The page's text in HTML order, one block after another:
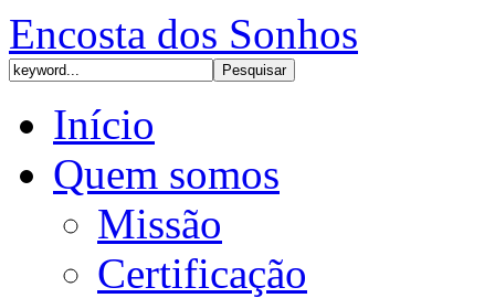
Encosta dos Sonhos
Início
Quem somos
Missão
Certificação